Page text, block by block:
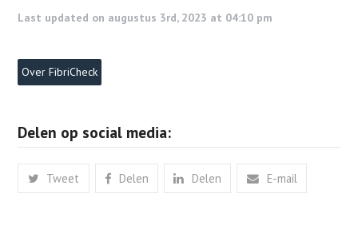
Last updated on augustus 3rd, 2023 at 04:10 pm
Over FibriCheck
Delen op social media:
Tweet Delen Delen E-mail